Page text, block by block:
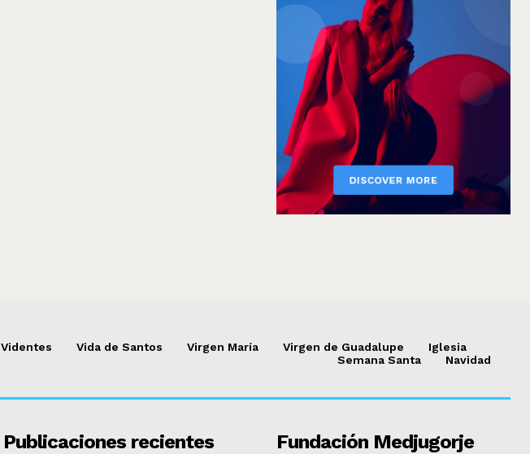
Videntes Vida de Santos Virgen María Virgen de Guadalupe
Iglesia
Semana Santa
Navidad
Publicaciones recientes Fundación Medjugorje